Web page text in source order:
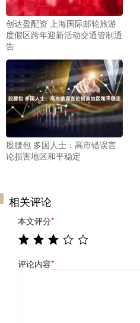
创达盈配资 上海国际邮轮旅游
度假区跨年迎新活动交通管制通
告
股腰包 多国人士：高市错误言
论损害地区和平稳定
相关评论
本文评分*
评论内容*